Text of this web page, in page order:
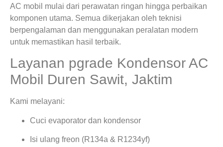
AC mobil mulai dari perawatan ringan hingga perbaikan
komponen utama. Semua dikerjakan oleh teknisi
berpengalaman dan menggunakan peralatan modern
untuk memastikan hasil terbaik.
Layanan pgrade Kondensor AC
Mobil Duren Sawit, Jaktim
Kami melayani:
Cuci evaporator dan kondensor
Isi ulang freon (R134a & R1234yf)